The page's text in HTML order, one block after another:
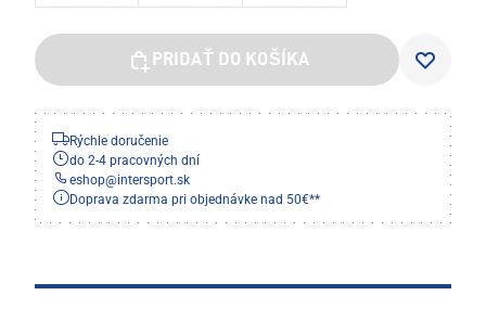
PRIDAŤ DO KOŠÍKA
Rýchle doručenie
do 2-4 pracovných dní
eshop@intersport.sk
Doprava zdarma pri objednávke nad 50€**